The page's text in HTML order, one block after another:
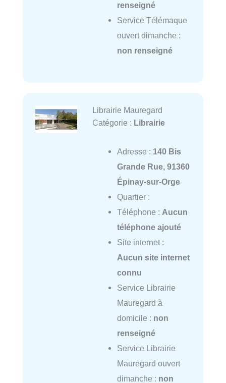
renseigné
Service Télémaque
ouvert dimanche :
non renseigné
Librairie Mauregard
Catégorie : Librairie
Adresse : 140 Bis
Grande Rue, 91360
Épinay-sur-Orge
Quartier :
Téléphone : Aucun
téléphone ajouté
Site internet :
Aucun site internet
connu
Service Librairie
Mauregard à
domicile : non
renseigné
Service Librairie
Mauregard ouvert
dimanche : non